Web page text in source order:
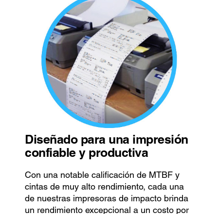
Diseñado para una impresión
confiable y productiva
Con una notable calificación de MTBF y
cintas de muy alto rendimiento, cada una
de nuestras impresoras de impacto brinda
un rendimiento excepcional a un costo por